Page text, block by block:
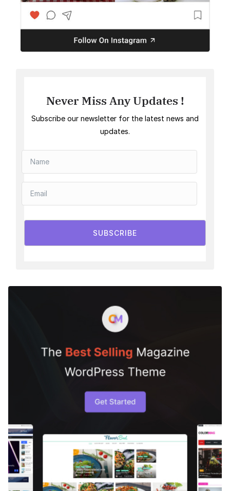
Never Miss Any Updates !
Subscribe our newsletter for the latest news and
updates.
SUBSCRIBE